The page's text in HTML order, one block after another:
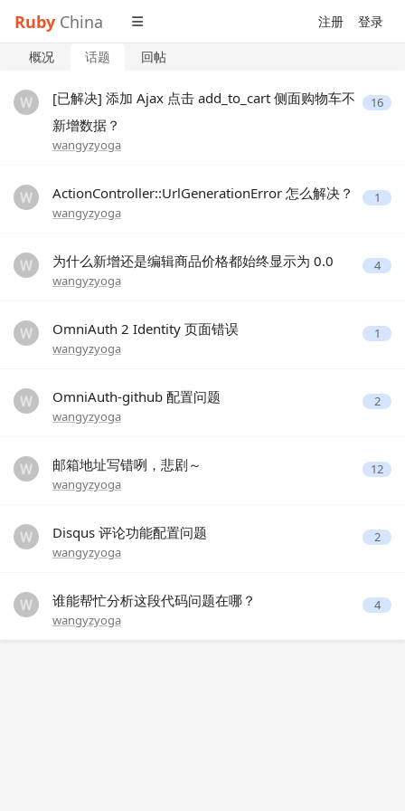
Ruby China 注册 登录
概况 话题 回帖
[已解决] 添加 Ajax 点击 add_to_cart 侧面购物车不
新增数据？
wangyzyoga
16
ActionController::UrlGenerationError 怎么解决？
wangyzyoga
1
为什么新增还是编辑商品价格都始终显示为 0.0
wangyzyoga
4
OmniAuth 2 Identity 页面错误
wangyzyoga
1
OmniAuth-github 配置问题
wangyzyoga
2
邮箱地址写错咧，悲剧～
wangyzyoga
12
Disqus 评论功能配置问题
wangyzyoga
2
谁能帮忙分析这段代码问题在哪？
wangyzyoga
4